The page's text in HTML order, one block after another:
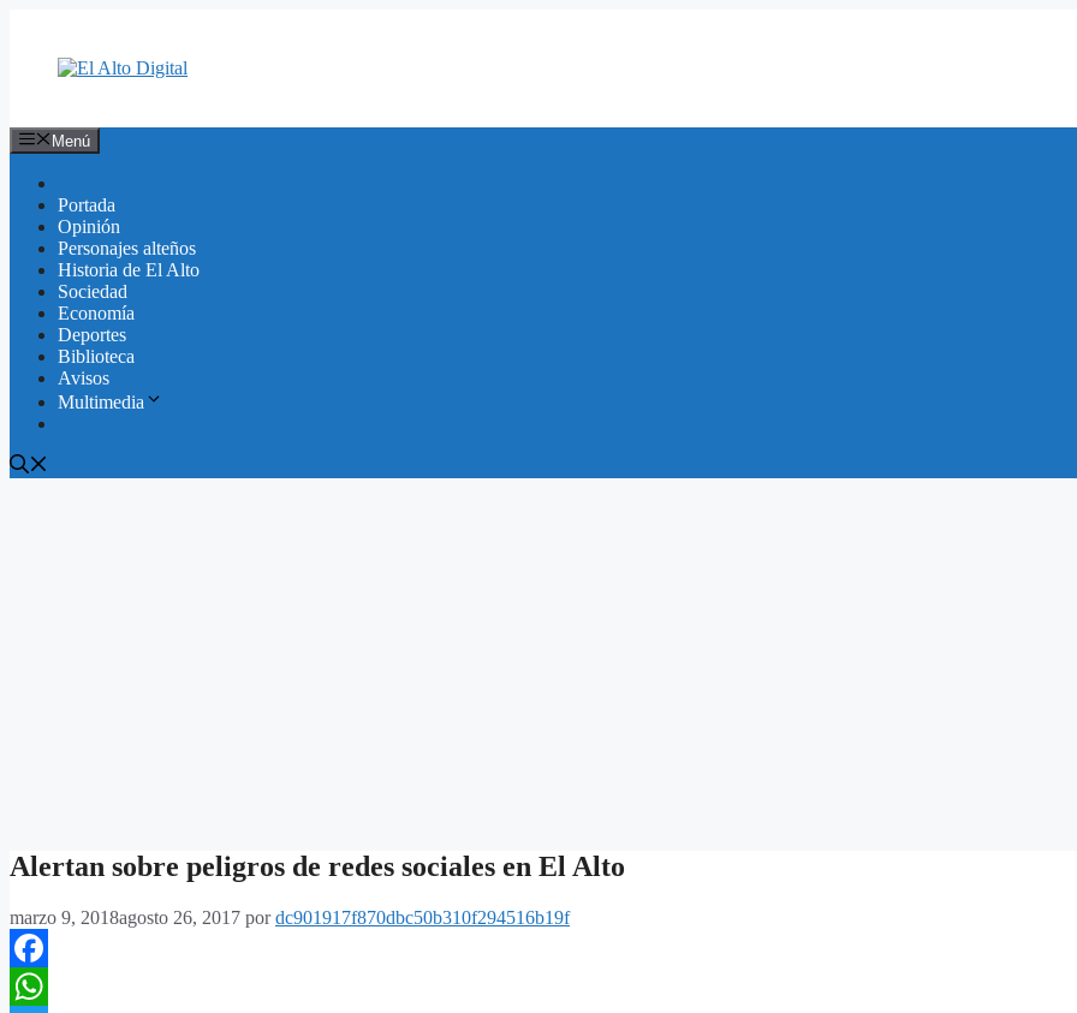
contenido
Menú
Portada
Opinión
Personajes alteños
Historia de El Alto
Sociedad
Economía
Deportes
Biblioteca
Avisos
Multimedia
Alertan sobre peligros de redes sociales en El Alto
marzo 9, 2018agosto 26, 2017 pordc901917f870dbc50b310f294516b19f
Facebook